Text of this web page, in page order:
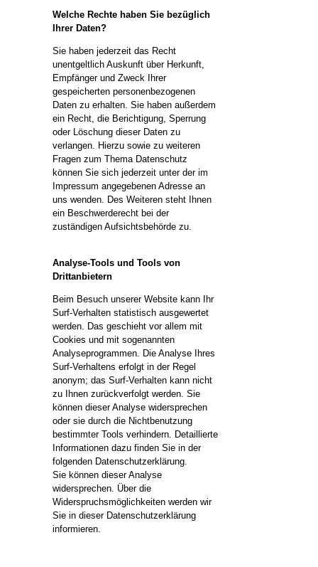
Welche Rechte haben Sie bezüglich
Ihrer Daten?
Sie haben jederzeit das Recht
unentgeltlich Auskunft über Herkunft,
Empfänger und Zweck Ihrer
gespeicherten personenbezogenen
Daten zu erhalten. Sie haben außerdem
ein Recht, die Berichtigung, Sperrung
oder Löschung dieser Daten zu
verlangen. Hierzu sowie zu weiteren
Fragen zum Thema Datenschutz
können Sie sich jederzeit unter der im
Impressum angegebenen Adresse an
uns wenden. Des Weiteren steht Ihnen
ein Beschwerderecht bei der
zuständigen Aufsichtsbehörde zu.
Analyse-Tools und Tools von
Drittanbietern
Beim Besuch unserer Website kann Ihr
Surf-Verhalten statistisch ausgewertet
werden. Das geschieht vor allem mit
Cookies und mit sogenannten
Analyseprogrammen. Die Analyse Ihres
Surf-Verhaltens erfolgt in der Regel
anonym; das Surf-Verhalten kann nicht
zu Ihnen zurückverfolgt werden. Sie
können dieser Analyse widersprechen
oder sie durch die Nichtbenutzung
bestimmter Tools verhindern. Detaillierte
Informationen dazu finden Sie in der
folgenden Datenschutzerklärung.
Sie können dieser Analyse
widersprechen. Über die
Widerspruchsmöglichkeiten werden wir
Sie in dieser Datenschutzerklärung
informieren.